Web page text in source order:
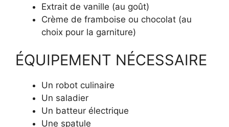
Extrait de vanille (au goût)
Crème de framboise ou chocolat (au
choix pour la garniture)
ÉQUIPEMENT NÉCESSAIRE
Un robot culinaire
Un saladier
Un batteur électrique
Une spatule